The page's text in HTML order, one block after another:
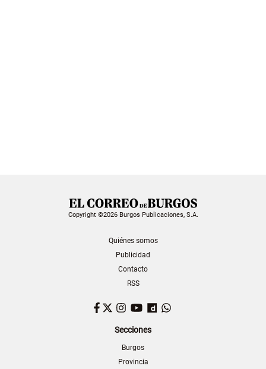
Copyright ©2026 Burgos Publicaciones, S.A.
Quiénes somos
Publicidad
Contacto
RSS
Facebook
TwitterInstagram
YouTubeDailymotion
Secciones
Burgos
Provincia